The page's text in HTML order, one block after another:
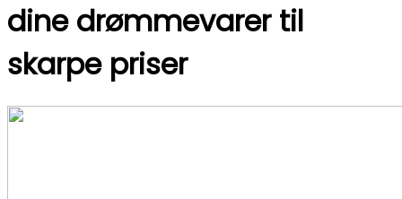
dine drømmevarer til
skarpe priser